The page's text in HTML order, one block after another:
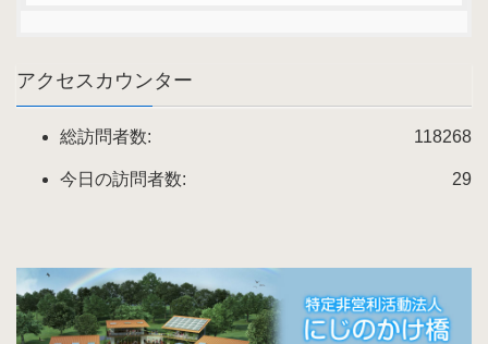
アクセスカウンター
118268
総訪問者数:
29
今日の訪問者数: